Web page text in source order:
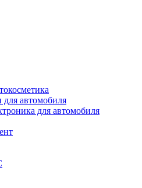
автомобиля
для автомобиля